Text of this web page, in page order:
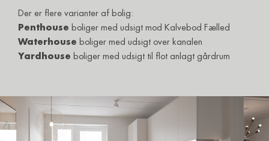
Der er flere varianter af bolig:
Penthouse boliger med udsigt mod Kalvebod Fælled
Waterhouse boliger med udsigt over kanalen
Yardhouse boliger med udsigt til flot anlagt gårdrum